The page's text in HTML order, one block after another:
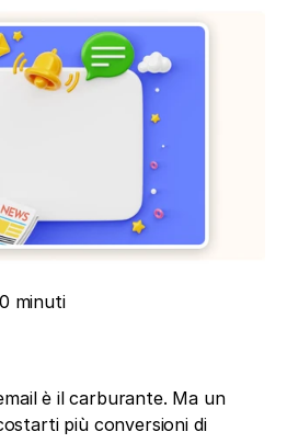
minuti
è il carburante. Ma un
più conversioni di